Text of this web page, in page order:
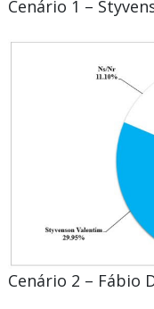
Cenário 1 –
Cenário 2 – Fábio